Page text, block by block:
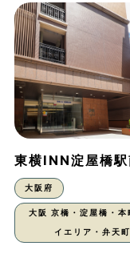
東横INN淀屋橋駅
大阪府
大阪 京橋・淀屋橋・本
イエリア・弁天町